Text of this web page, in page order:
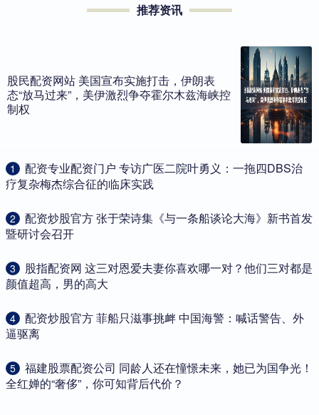
推荐资讯
股民配资网站 美国宣布实施打击，伊朗表
态“放马过来”，美伊激烈争夺霍尔木兹海峡控
制权
1
​配资专业配资门户 专访广医二院叶勇义：一拖四DBS治
疗复杂梅杰综合征的临床实践
2
​配资炒股官方 张于荣诗集《与一条船谈论大海》新书首发
暨研讨会召开
3
​股指配资网 这三对恩爱夫妻你喜欢哪一对？他们三对都是
颜值超高，男的高大
4
​配资炒股官方 菲船只滋事挑衅 中国海警：喊话警告、外
逼驱离
5
​福建股票配资公司 同龄人还在憧憬未来，她已为国争光！
全红婵的“奢侈”，你可知背后代价？